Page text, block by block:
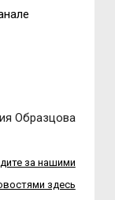
Образцова
за нашими
здесь